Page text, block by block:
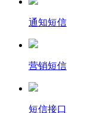
通知短信
营销短信
短信接口